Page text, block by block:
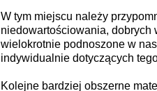
W tym miejscu należy
niedowartościowania, dobrych
wielokrotnie podnoszone w
indywidualnie dotyczących
Kolejne bardziej obszerne